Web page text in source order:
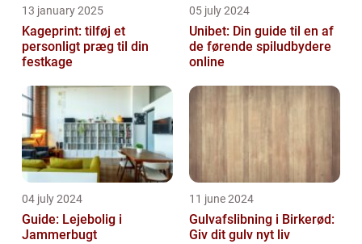
13 january 2025
Kageprint: tilføj et
personligt præg til din
festkage
05 july 2024
Unibet: Din guide til en af
de førende spiludbydere
online
04 july 2024
Guide: Lejebolig i
Jammerbugt
11 june 2024
Gulvafslibning i Birkerød:
Giv dit gulv nyt liv